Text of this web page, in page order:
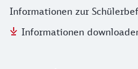
Informationen zur
Informationen